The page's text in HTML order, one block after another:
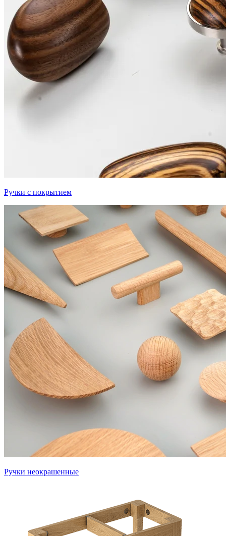
Ручки с покрытием
Ручки неокрашенные